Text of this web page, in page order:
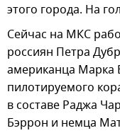
этого города. На
Сейчас на МКС
россиян Петра
американца Марка
пилотируемого
в составе Раджа
Бэррон и немца